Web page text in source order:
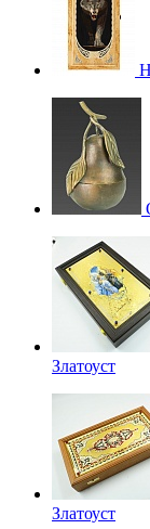
Златоуст
Златоуст